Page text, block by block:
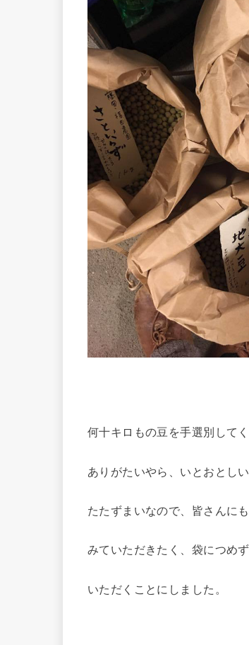
何十キロもの豆を手選別して
ありがたいやら、いとおとし
たたずまいなので、皆さんに
みていただきたく、袋につめ
いただくことにしました。